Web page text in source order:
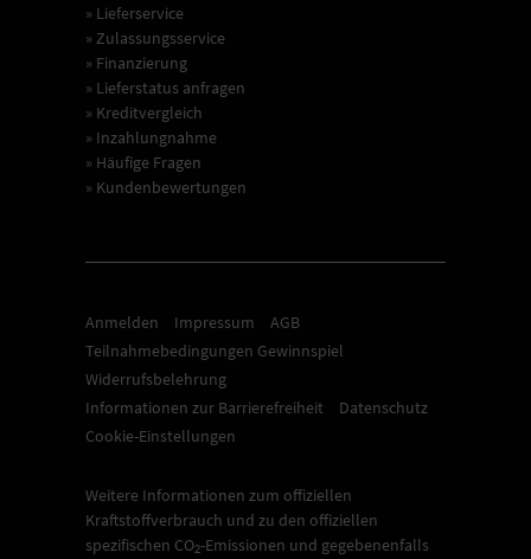
» Lieferservice
» Zulassungsservice
» Finanzierung
» Lieferstatus anfragen
» Kreditvergleich
» Inzahlungnahme
» Häufige Fragen
» Kundenbewertungen
Anmelden Impressum
AGB
Teilnahmebedingungen Gewinnspiel
Widerrufsbelehrung
Informationen zur Barrierefreiheit
Datenschutz
Cookie-Einstellungen
Weitere Informationen zum offiziellen
Kraftstoffverbrauch und zu den offiziellen
spezifischen CO2-Emissionen und gegebenenfalls